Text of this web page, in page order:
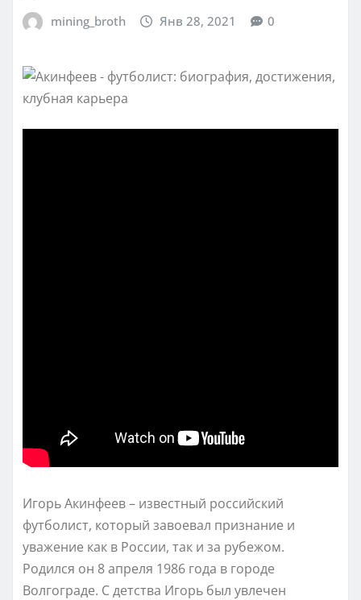
mining_broth Янв 28, 2021 0
Игорь Акинфеев – известный российский
футболист, который завоевал признание и
уважение как в России, так и за рубежом.
Родился он 8 апреля 1986 года в городе
Волгограде. С детства Игорь был увлечен